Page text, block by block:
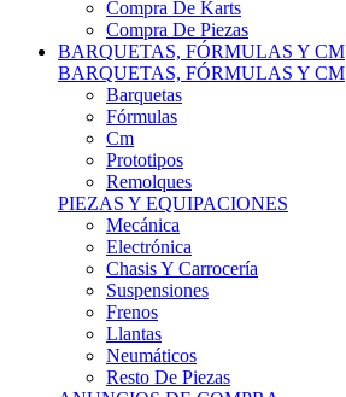
Compra De Karts
Compra De Piezas
BARQUETAS, FÓRMULAS Y CM
BARQUETAS, FÓRMULAS Y CM
Barquetas
Fórmulas
Cm
Prototipos
Remolques
PIEZAS Y EQUIPACIONES
Mecánica
Electrónica
Chasis Y Carrocería
Suspensiones
Frenos
Llantas
Neumáticos
Resto De Piezas